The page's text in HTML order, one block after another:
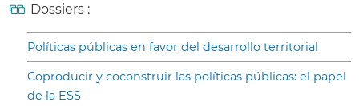
Dossiers :
Políticas públicas en favor del desarrollo territorial
Coproducir y coconstruir las políticas públicas: el papel
de la ESS